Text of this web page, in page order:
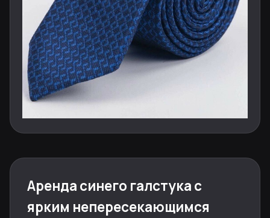
Аренда синего галстука с
ярким непересекающимся